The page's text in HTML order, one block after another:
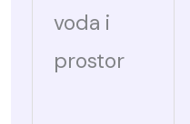
voda i
prostor